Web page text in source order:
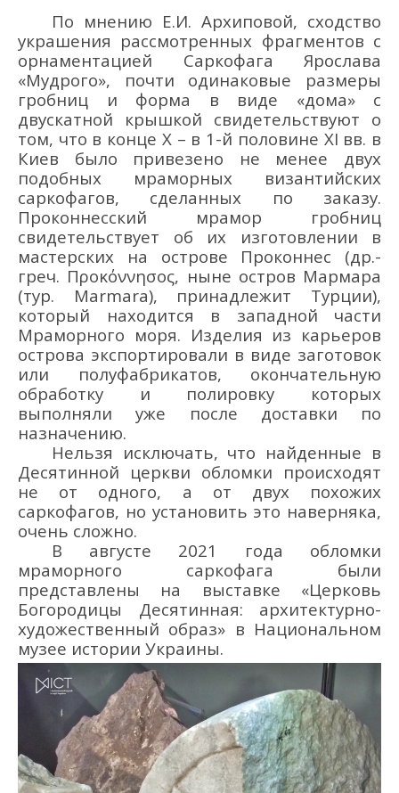
По мнению Е.И. Архиповой, сходство
украшения рассмотренных фрагментов с
орнаментацией Саркофага Ярослава
«Мудрого», почти одинаковые размеры
гробниц и форма в виде «дома» с
двускатной крышкой свидетельствуют о
том, что в конце X – в 1-й половине XI вв. в
Киев было привезено не менее двух
подобных мраморных византийских
саркофагов, сделанных по заказу.
Проконнесский мрамор гробниц
свидетельствует об их изготовлении в
мастерских на острове Проконнес (др.-
греч. Προκόννησος, ныне остров Мармара
(тур. Marmara), принадлежит Турции),
который находится в западной части
Мраморного моря. Изделия из карьеров
острова экспортировали в виде заготовок
или полуфабрикатов, окончательную
обработку и полировку которых
выполняли уже после доставки по
назначению.
Нельзя исключать, что найденные в
Десятинной церкви обломки происходят
не от одного, а от двух похожих
саркофагов, но установить это наверняка,
очень сложно.
В августе 2021 года обломки
мраморного саркофага были
представлены на выставке «Церковь
Богородицы Десятинная: архитектурно-
художественный образ» в Национальном
музее истории Украины.